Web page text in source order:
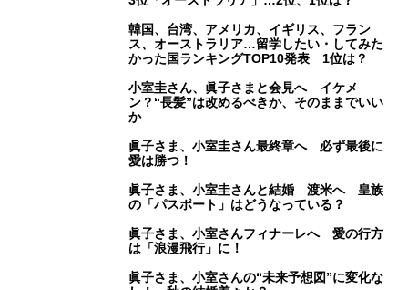
韓国、台湾、アメリカ、イギリス、フラン
ス、オーストラリア…留学したい・してみた
かった国ランキングTOP10発表 1位は？
小室圭さん、眞子さまと会見へ イケメ
ン？“長髪”は改めるべきか、そのままでいい
か
眞子さま、小室圭さん最終章へ 必ず最後に
愛は勝つ！
眞子さま、小室圭さんと結婚 渡米へ 皇族
の「パスポート」はどうなっている？
眞子さま、小室さんフィナーレへ 愛の行方
は「浪漫飛行」に！
眞子さま、小室さんの“未来予想図”に変化な